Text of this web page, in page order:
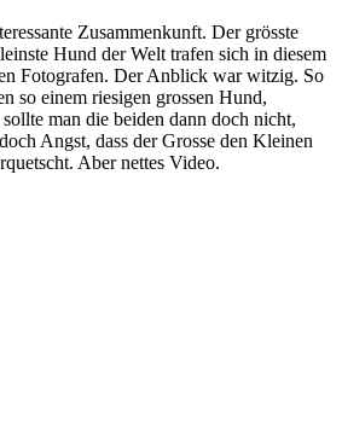
Zusammenkunft. Der grösste
Hund der Welt trafen sich in diesem
Fotografen. Der Anblick war witzig. So
so einem riesigen grossen Hund,
man die beiden dann doch nicht,
Angst, dass der Grosse den Kleinen
Aber nettes Video.